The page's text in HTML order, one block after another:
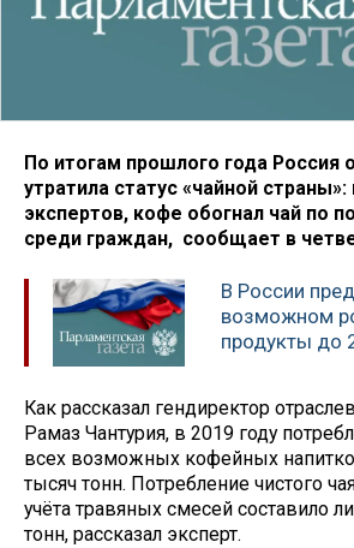
По итогам прошлого года Россия
утратила статус «чайной
экспертов, кофе обогнал чай по
среди граждан, сообщает в
В России
возможном
продукты до
Как рассказал гендиректор
Рамаз Чантурия, в 2019 году
всех возможных кофейных
тысяч тонн. Потребление чистого
учёта травяных смесей составило
тонн, рассказал эксперт.